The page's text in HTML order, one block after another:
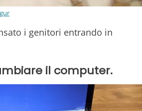
i genitori entrando in
il computer.